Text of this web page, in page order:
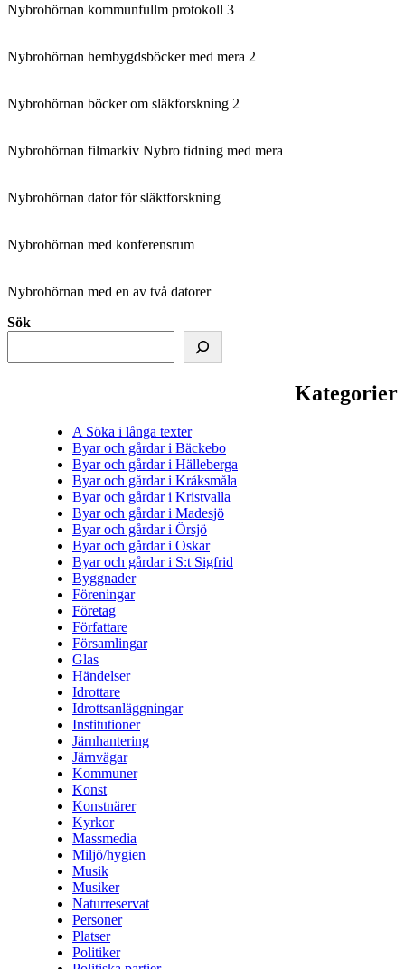
Nybrohörnan kommunfullm protokoll 3
Nybrohörnan hembygdsböcker med mera 2
Nybrohörnan böcker om släkforskning 2
Nybrohörnan filmarkiv Nybro tidning med mera
Nybrohörnan dator för släktforskning
Nybrohörnan med konferensrum
Nybrohörnan med en av två datorer
Sök
Kategorier
A Söka i långa texter
Byar och gårdar i Bäckebo
Byar och gårdar i Hälleberga
Byar och gårdar i Kråksmåla
Byar och gårdar i Kristvalla
Byar och gårdar i Madesjö
Byar och gårdar i Örsjö
Byar och gårdar i Oskar
Byar och gårdar i S:t Sigfrid
Byggnader
Föreningar
Företag
Författare
Församlingar
Glas
Händelser
Idrottare
Idrottsanläggningar
Institutioner
Järnhantering
Järnvägar
Kommuner
Konst
Konstnärer
Kyrkor
Massmedia
Miljö/hygien
Musik
Musiker
Naturreservat
Personer
Platser
Politiker